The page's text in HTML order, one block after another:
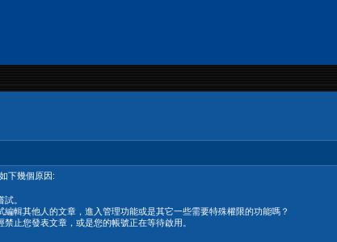
下幾個原因:
。
輯其他人的文章，進入管理功能或是其它一些需要特殊權限的功能嗎？
止您發表文章，或是您的帳號正在等待啟用。